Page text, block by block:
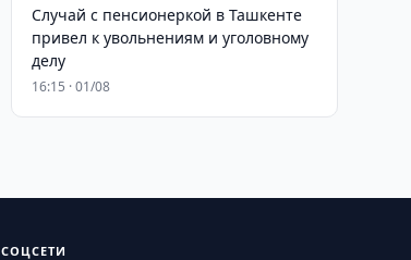
Случай с пенсионеркой в Ташкенте
привел к увольнениям и уголовному
делу
16:15 · 01/08
СОЦСЕТИ